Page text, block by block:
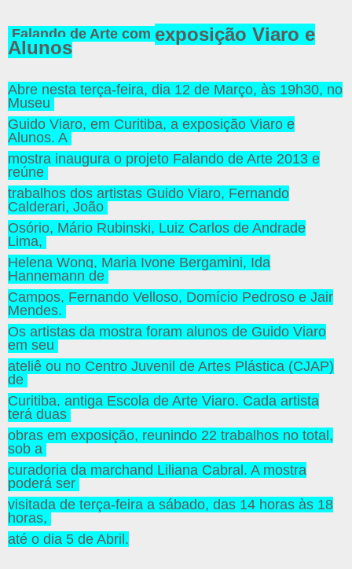
Falando de Arte com exposição Viaro e
Alunos
Abre nesta terça-feira, dia 12 de Março, às 19h30, no
Museu
Guido Viaro, em Curitiba, a exposição Viaro e
Alunos. A
mostra inaugura o projeto Falando de Arte 2013 e
reúne
trabalhos dos artistas Guido Viaro, Fernando
Calderari, João
Osório, Mário Rubinski, Luiz Carlos de Andrade
Lima,
Helena Wong, Maria Ivone Bergamini, Ida
Hannemann de
Campos, Fernando Velloso, Domício Pedroso e Jair
Mendes.
Os artistas da mostra foram alunos de Guido Viaro
em seu
ateliê ou no Centro Juvenil de Artes Plástica (CJAP)
de
Curitiba, antiga Escola de Arte Viaro. Cada artista
terá duas
obras em exposição, reunindo 22 trabalhos no total,
sob a
curadoria da marchand Liliana Cabral. A mostra
poderá ser
visitada de terça-feira a sábado, das 14 horas às 18
horas,
até o dia 5 de Abril.